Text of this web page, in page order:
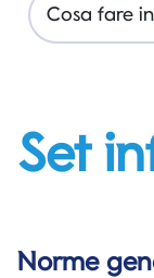
Cosa fare
Set
Norme